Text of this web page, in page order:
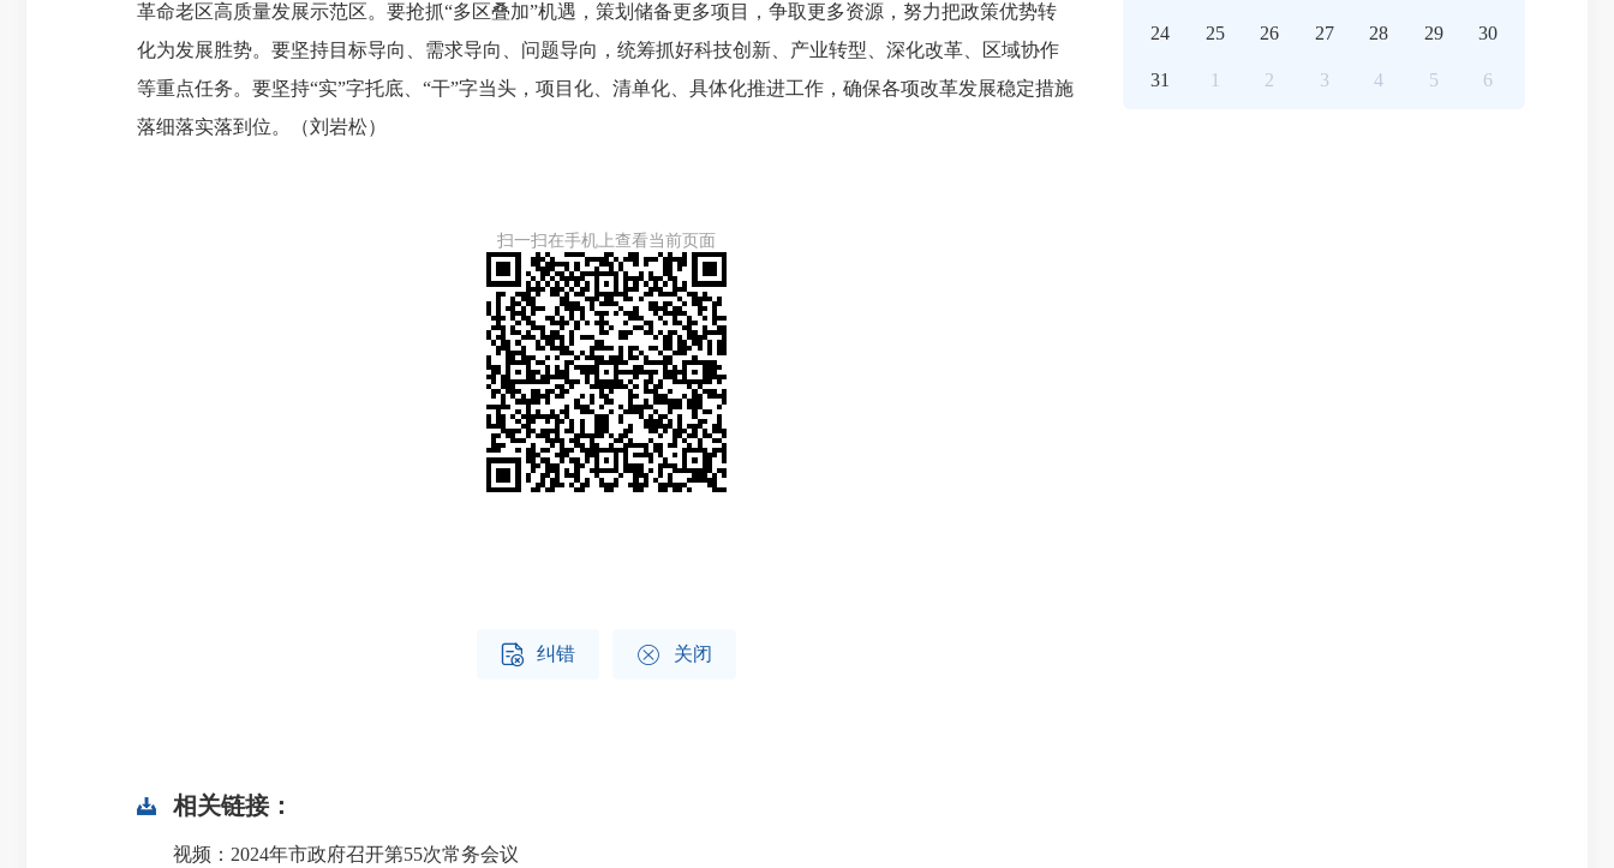
革命老区高质量发展示范区。要抢抓“多区叠加”机遇，策划储备更多项目，争取更多资源，努力把政策优势转
化为发展胜势。要坚持目标导向、需求导向、问题导向，统筹抓好科技创新、产业转型、深化改革、区域协作
等重点任务。要坚持“实”字托底、“干”字当头，项目化、清单化、具体化推进工作，确保各项改革发展稳定措施
落细落实落到位。（刘岩松）
扫一扫在手机上查看当前页面
 纠错  关闭
相关链接：
视频：2024年市政府召开第55次常务会议
24 25 26 27 28 29 30
31 1 2 3 4 5 6